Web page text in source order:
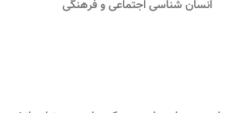
انسان شناسی اجتماعی و فرهنگی